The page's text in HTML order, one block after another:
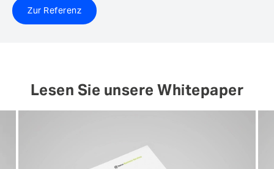
Zur Referenz
Lesen Sie unsere Whitepaper